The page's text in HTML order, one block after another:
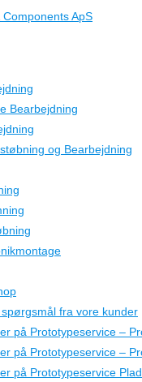
Bearbejdning
og Bearbejdning
fra vore kunder
på Prototypeservice –
på Prototypeservice –
på Prototypeservice